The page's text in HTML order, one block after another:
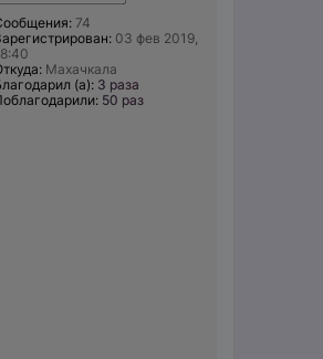
74
03 фев 2019,
Махачкала
(а): 3 раза
50 раз